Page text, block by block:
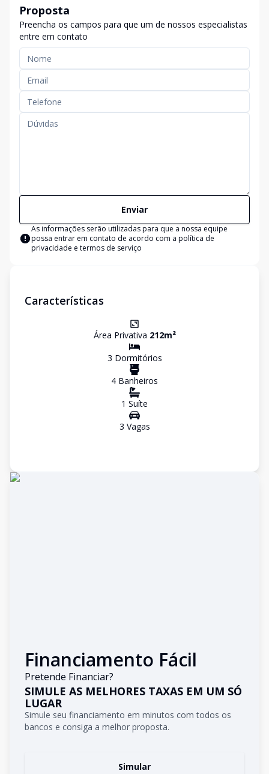
Proposta
Preencha os campos para que um de nossos especialistas
entre em contato
Enviar
As informações serão utilizadas para que a nossa equipe
possa entrar em contato de acordo com a política de
privacidade e termos de serviço
Características
Área Privativa 212m²
3 Dormitórios
4 Banheiros
1 Suíte
3 Vagas
Financiamento Fácil
Pretende Financiar?
SIMULE AS MELHORES TAXAS EM UM SÓ
LUGAR
Simule seu financiamento em minutos com todos os
bancos e consiga a melhor proposta.
Simular